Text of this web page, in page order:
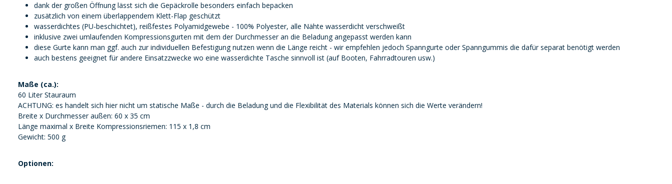
dank der großen Öffnung lässt sich die Gepäckrolle besonders einfach bepacken
zusätzlich von einem überlappendem Klett-Flap geschützt
wasserdichtes (PU-beschichtet), reißfestes Polyamidgewebe - 100% Polyester, alle Nähte wasserdicht verschweißt
inklusive zwei umlaufenden Kompressionsgurten mit dem der Durchmesser an die Beladung angepasst werden kann
diese Gurte kann man ggf. auch zur individuellen Befestigung nutzen wenn die Länge reicht - wir empfehlen jedoch Spanngurte oder Spanngummis die dafür separat benötigt werden
auch bestens geeignet für andere Einsatzzwecke wo eine wasserdichte Tasche sinnvoll ist (auf Booten, Fahrradtouren usw.)
Maße (ca.):
60 Liter Stauraum
ACHTUNG: es handelt sich hier nicht um statische Maße - durch die Beladung und die Flexibilität des Materials können sich die Werte verändern!
Breite x Durchmesser außen: 60 x 35 cm
Länge maximal x Breite Kompressionsriemen: 115 x 1,8 cm
Gewicht: 500 g
Optionen: